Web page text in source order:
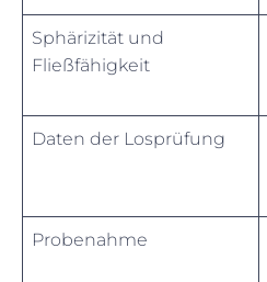
Sphärizität und
Fließfähigkeit
Daten der Losprüfung
Probenahme